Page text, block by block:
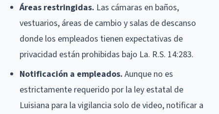
Áreas restringidas. Las cámaras en baños,
vestuarios, áreas de cambio y salas de descanso
donde los empleados tienen expectativas de
privacidad están prohibidas bajo La. R.S. 14:283.
Notificación a empleados. Aunque no es
estrictamente requerido por la ley estatal de
Luisiana para la vigilancia solo de video, notificar a